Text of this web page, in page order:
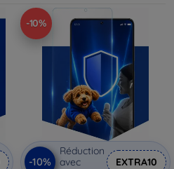
-10%
-10%
Réduction
avec
EXTRA10